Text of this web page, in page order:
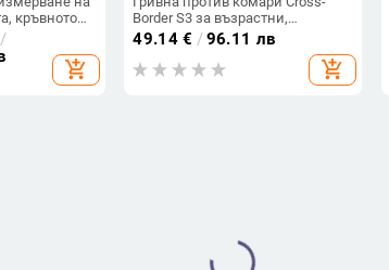
кръвното
на
Bluetooth
на съня –
/
add_shopping_cart
Border S3 за възрастни,
мониторинг на здравето на
закрито и открито,
ароматерапевтични таблетки за
предотвратяване на ухапвания в
49.14€ /96.11 лв
add_shopping_cart